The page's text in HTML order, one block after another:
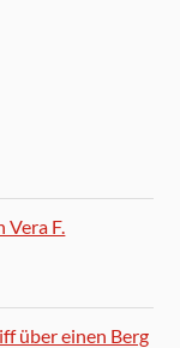
F.
über einen Berg